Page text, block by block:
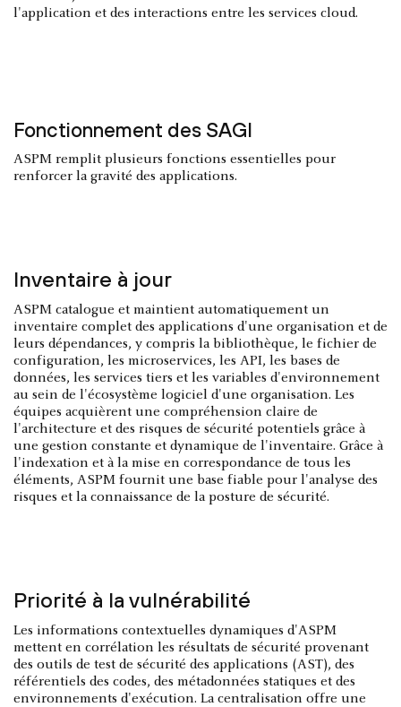
l'application et des interactions entre les services cloud.
Fonctionnement des SAGI
ASPM remplit plusieurs fonctions essentielles pour
renforcer la gravité des applications.
Inventaire à jour
ASPM catalogue et maintient automatiquement un
inventaire complet des applications d'une organisation et de
leurs dépendances, y compris la bibliothèque, le fichier de
configuration, les microservices, les API, les bases de
données, les services tiers et les variables d'environnement
au sein de l'écosystème logiciel d'une organisation. Les
équipes acquièrent une compréhension claire de
l'architecture et des risques de sécurité potentiels grâce à
une gestion constante et dynamique de l'inventaire. Grâce à
l'indexation et à la mise en correspondance de tous les
éléments, ASPM fournit une base fiable pour l'analyse des
risques et la connaissance de la posture de sécurité.
Priorité à la vulnérabilité
Les informations contextuelles dynamiques d'ASPM
mettent en corrélation les résultats de sécurité provenant
des outils de test de sécurité des applications (AST), des
référentiels des codes, des métadonnées statiques et des
environnements d'exécution. La centralisation offre une